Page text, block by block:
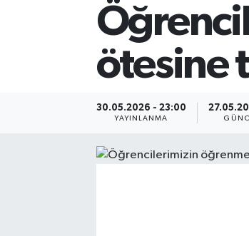
ötesine
30.05.2026 - 23:00
YAYINLANMA